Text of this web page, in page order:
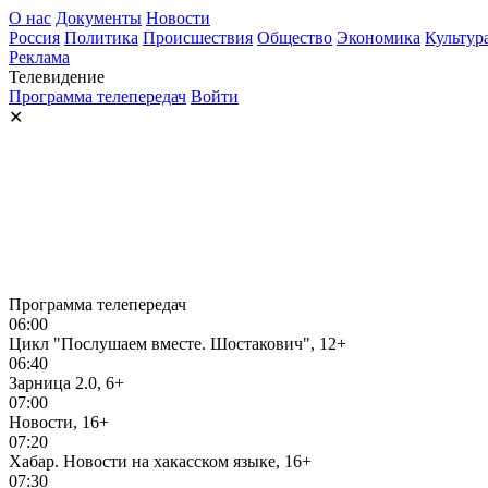
О нас Документы Новости
Россия Политика Происшествия Общество Экономика
Реклама
Телевидение
Программа телепередач Войти
✕
Программа телепередач
06:00
Цикл "Послушаем вместе. Шостакович", 12+
06:40
Зарница 2.0, 6+
07:00
Новости, 16+
07:20
Хабар. Новости на хакасском языке, 16+
07:30